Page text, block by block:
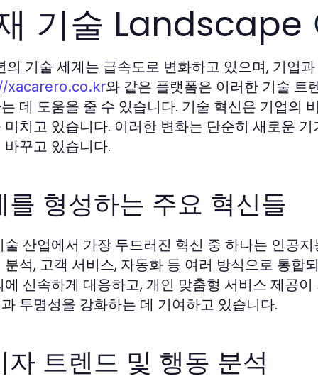
기술 Landscape
기술 세계는 급속도로 변화하고 있으며, 기업
xacarero.co.kr와 같은 플랫폼은 이러한 기술 트
데 도움을 줄 수 있습니다. 기술 혁신은 기업의
미치고 있습니다. 이러한 변화는 단순히 새로운
바꾸고 있습니다.
를 형성하는 주요 혁신들
술 산업에서 가장 두드러진 혁신 중 하나는 인공
분석, 고객 서비스, 자동화 등 여러 방식으로 통합
에 신속하게 대응하고, 개인 맞춤형 서비스 제공
투명성을 강화하는 데 기여하고 있습니다.
자 트렌드 및 행동 분석